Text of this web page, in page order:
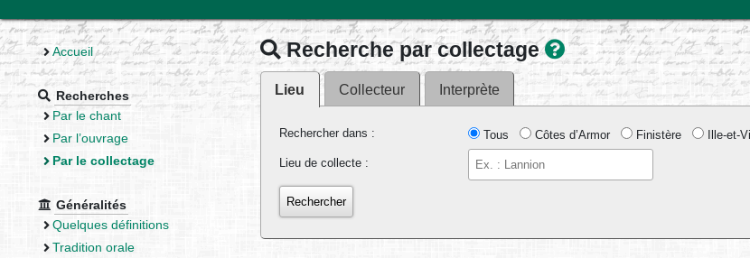
Accueil
Recherches
Par le chant
Par l’ouvrage
Par le collectage
Généralités
Quelques définitions
Tradition orale
Recherche par collectage
Lieu Collecteur Interprète
Rechercher dans : Tous Côtes d’Armor Finistère Ille-et-
Lieu de collecte :